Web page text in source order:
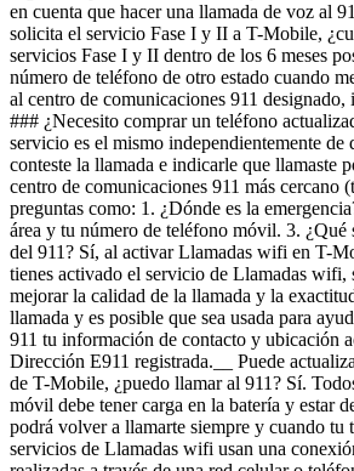
solicita el servicio Fase I y II a T-Mobile,
servicios Fase I y II dentro de los 6 meses
número de teléfono de otro estado cuando
al centro de comunicaciones 911
### ¿Necesito comprar un teléfono
servicio es el mismo independientemente de
conteste la llamada e indicarle que llamaste
centro de comunicaciones 911 más cercano
preguntas como: 1. ¿Dónde es la
área y tu número de teléfono móvil. 3.
del 911? Sí, al activar Llamadas wifi en T-
tienes activado el servicio de Llamadas wifi,
mejorar la calidad de la llamada y la
llamada y es posible que sea usada para
911 tu información de contacto y ubicación
Dirección E911 registrada.__ Puede
de T-Mobile, ¿puedo llamar al 911? Sí.
móvil debe tener carga en la batería y estar
podrá volver a llamarte siempre y cuando
servicios de Llamadas wifi usan una